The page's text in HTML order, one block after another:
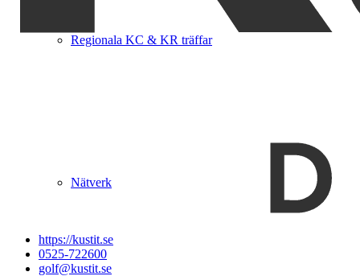
Regionala KC & KR träffar
Nätverk
https://kustit.se
0525-722600
golf@kustit.se